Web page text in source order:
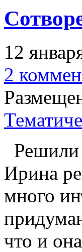
12
2
Решили
Ирина
много
что и